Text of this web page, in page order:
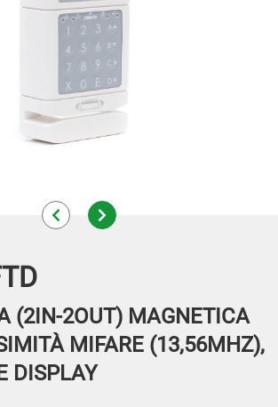
(2IN-2OUT) MAGNETICA
MIFARE (13,56MHZ),
DISPLAY